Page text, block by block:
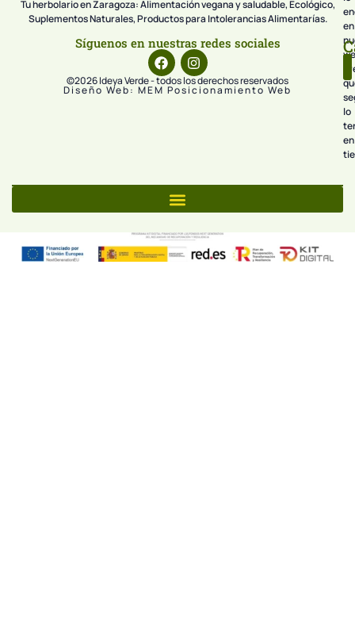
Tu herbolario en Zaragoza: Alimentación vegana y saludable, Ecológico,
Suplementos Naturales, Productos para Intolerancias Alimentarías.
Síguenos en nuestras redes sociales
©2026 Ideya Verde - todos los derechos reservados
Diseño Web: MEM Posicionamiento Web
en
lo
en